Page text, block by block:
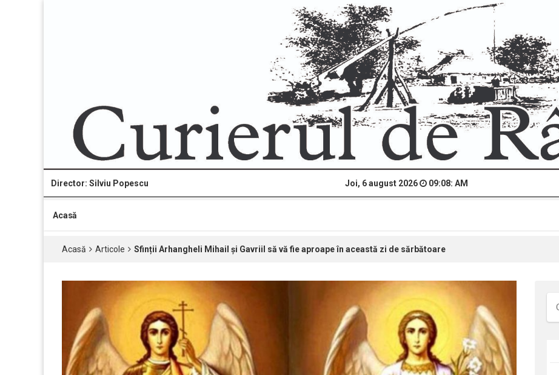
Director: Silviu Popescu Joi, 6 august 2026 09:08: AM
Acasă
Acasă Articole Sfinții Arhangheli Mihail și Gavriil să vă fie aproape în această zi de sărbătoare